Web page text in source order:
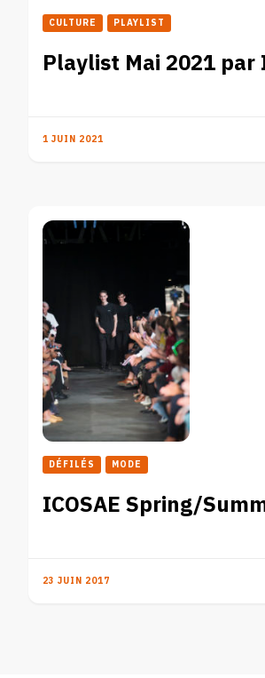
CULTURE PLAYLIST
Playlist Mai 2021 par
1 JUIN 2021
DÉFILÉS MODE
ICOSAE Spring/
23 JUIN 2017